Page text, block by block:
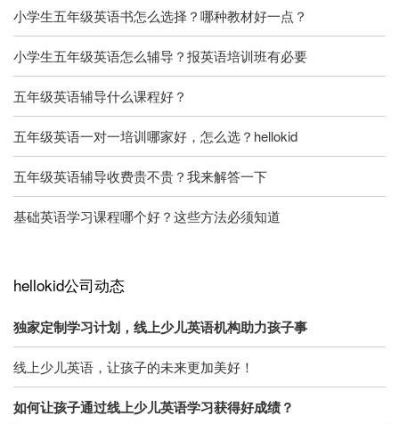
小学生五年级英语书怎么选择？哪种教材好一点？
小学生五年级英语怎么辅导？报英语培训班有必要
五年级英语辅导什么课程好？
五年级英语一对一培训哪家好，怎么选？hellokid
五年级英语辅导收费贵不贵？我来解答一下
基础英语学习课程哪个好？这些方法必须知道
hellokid公司动态
独家定制学习计划，线上少儿英语机构助力孩子事
线上少儿英语，让孩子的未来更加美好！
如何让孩子通过线上少儿英语学习获得好成绩？